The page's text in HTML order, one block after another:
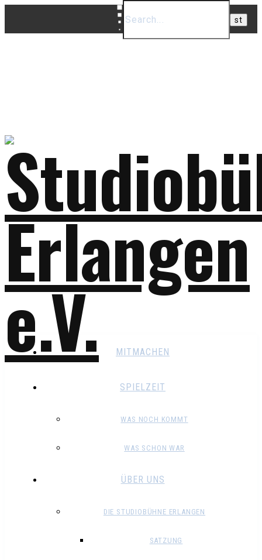
MITMACHEN
SPIELZEIT
WAS NOCH KOMMT
WAS SCHON WAR
ÜBER UNS
DIE STUDIOBÜHNE ERLANGEN
SATZUNG